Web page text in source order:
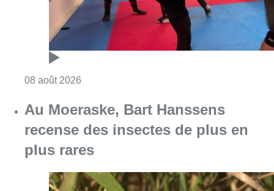
08 août 2026
Au Moeraske, Bart Hanssens
recense des insectes de plus en
plus rares